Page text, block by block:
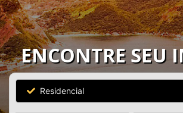
ENCONTRE SEU
Residencial